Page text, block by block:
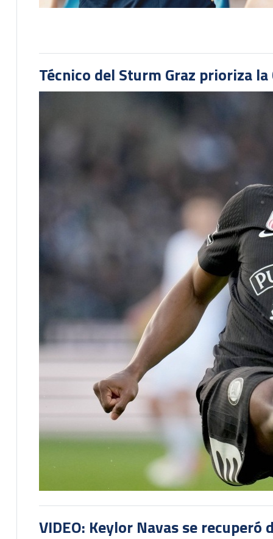
Técnico del Sturm Graz prioriza
VIDEO: Keylor Navas se